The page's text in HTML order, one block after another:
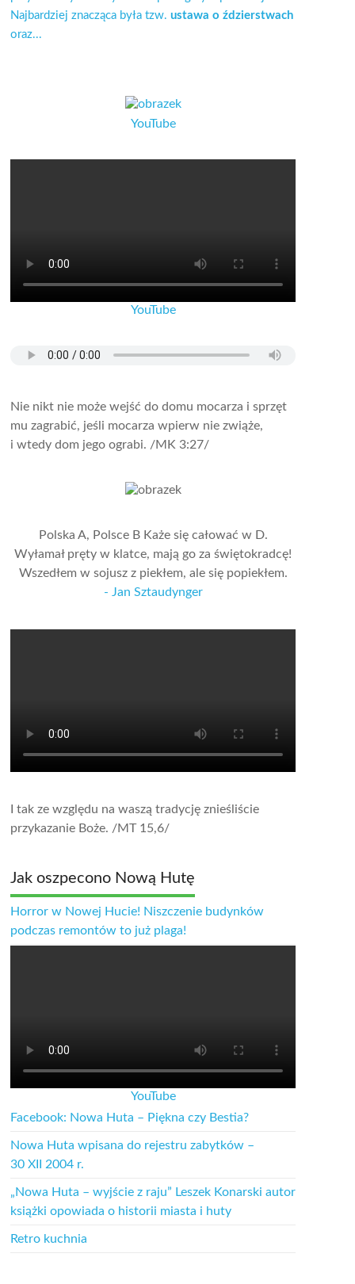
Najbardziej znacząca była tzw.ustawa o ździerstwach
oraz...
YouTube
YouTube
Nie nikt nie może wejść do domu mocarza i sprzęt
mu zagrabić, jeśli mocarza wpierw nie zwiąże,
i wtedy dom jego ograbi. /MK 3:27/
Polska A, Polsce B Każe się całować w D.
Wyłamał pręty w klatce, mają go za świętokradcę!
Wszedłem w sojusz z piekłem, ale się popiekłem.
- Jan Sztaudynger
I tak ze względu na waszą tradycję znieśliście
przykazanie Boże. /MT 15,6/
Jak oszpecono Nową Hutę
Horror w Nowej Hucie! Niszczenie budynków
podczas remontów to już plaga!
YouTube
Facebook: Nowa Huta – Piękna czy Bestia?
Nowa Huta wpisana do rejestru zabytków –
30 XII 2004 r.
„Nowa Huta – wyjście z raju” Leszek Konarski autor
książki opowiada o historii miasta i huty
Retro kuchnia